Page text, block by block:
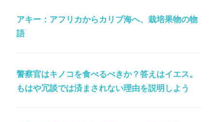
アキー：アフリカからカリブ海へ、栽培果物の物
語
警察官はキノコを食べるべきか？答えはイエス。
もはや冗談では済まされない理由を説明しよう